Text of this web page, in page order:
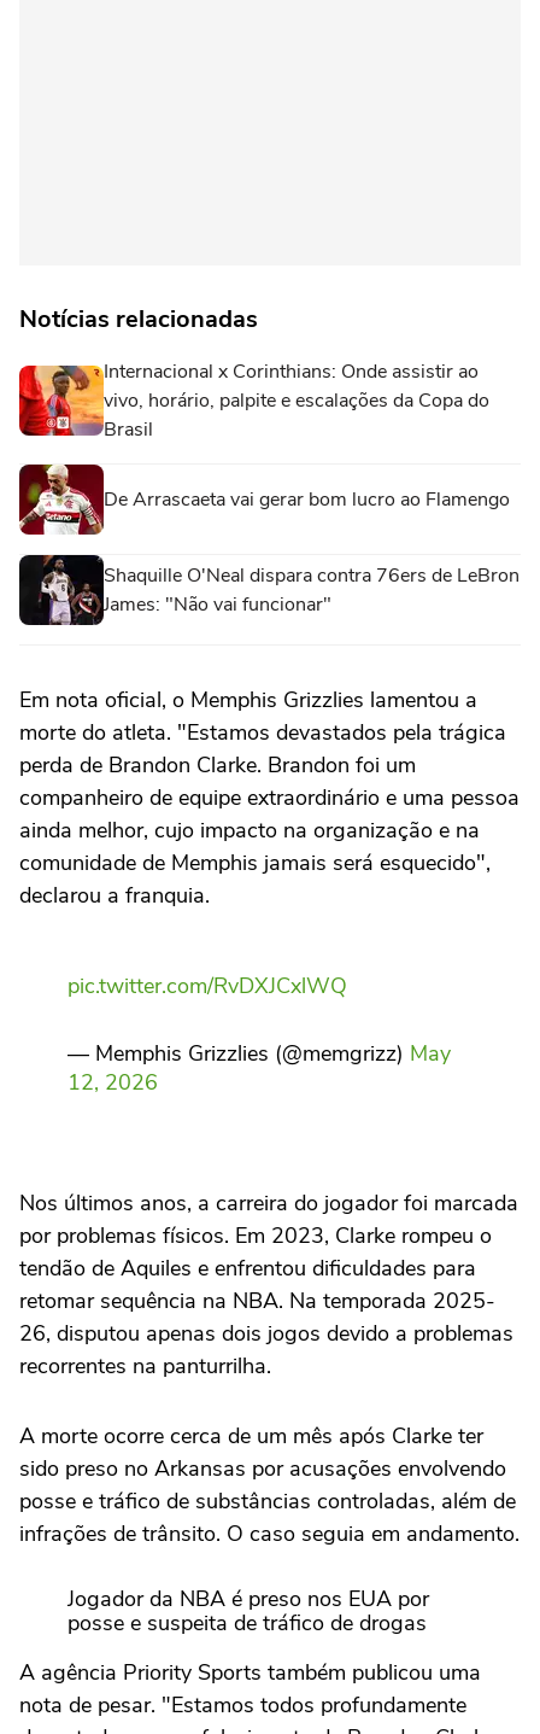
Notícias relacionadas
Internacional x Corinthians: Onde assistir ao
vivo, horário, palpite e escalações da Copa do
Brasil
De Arrascaeta vai gerar bom lucro ao Flamengo
Shaquille O'Neal dispara contra 76ers de LeBron
James: "Não vai funcionar"
Em nota oficial, o Memphis Grizzlies lamentou a
morte do atleta. "Estamos devastados pela trágica
perda de Brandon Clarke. Brandon foi um
companheiro de equipe extraordinário e uma pessoa
ainda melhor, cujo impacto na organização e na
comunidade de Memphis jamais será esquecido",
declarou a franquia.
pic.twitter.com/RvDXJCxlWQ
— Memphis Grizzlies (@memgrizz) May
12, 2026
Nos últimos anos, a carreira do jogador foi marcada
por problemas físicos. Em 2023, Clarke rompeu o
tendão de Aquiles e enfrentou dificuldades para
retomar sequência na NBA. Na temporada 2025-
26, disputou apenas dois jogos devido a problemas
recorrentes na panturrilha.
A morte ocorre cerca de um mês após Clarke ter
sido preso no Arkansas por acusações envolvendo
posse e tráfico de substâncias controladas, além de
infrações de trânsito. O caso seguia em andamento.
Jogador da NBA é preso nos EUA por
posse e suspeita de tráfico de drogas
A agência Priority Sports também publicou uma
nota de pesar. "Estamos todos profundamente